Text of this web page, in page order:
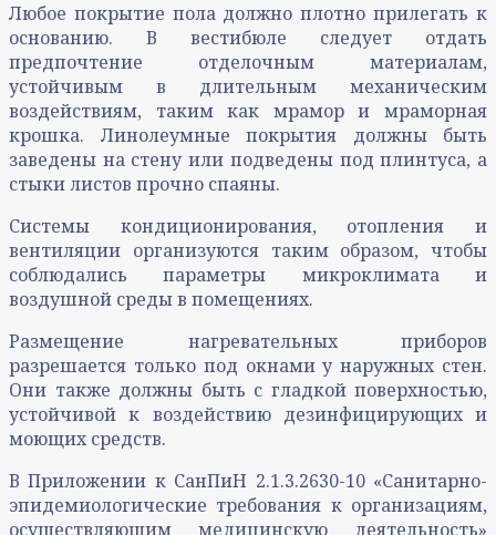
Любое покрытие пола должно плотно прилегать к
основанию. В вестибюле следует отдать
предпочтение отделочным материалам,
устойчивым в длительным механическим
воздействиям, таким как мрамор и мраморная
крошка. Линолеумные покрытия должны быть
заведены на стену или подведены под плинтуса, а
стыки листов прочно спаяны.
Системы кондиционирования, отопления и
вентиляции организуются таким образом, чтобы
соблюдались параметры микроклимата и
воздушной среды в помещениях.
Размещение нагревательных приборов
разрешается только под окнами у наружных стен.
Они также должны быть с гладкой поверхностью,
устойчивой к воздействию дезинфицирующих и
моющих средств.
В Приложении к СанПиН 2.1.3.2630-10 «Санитарно-
эпидемиологические требования к организациям,
осуществляющим медицинскую деятельность»